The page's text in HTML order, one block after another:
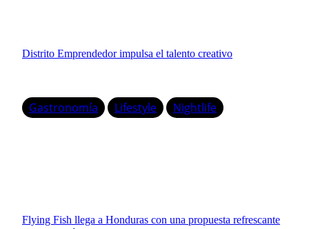
Distrito Emprendedor impulsa el talento creativo
Gastronomía Lifestyle Nightlife
Flying Fish llega a Honduras con una propuesta refrescante